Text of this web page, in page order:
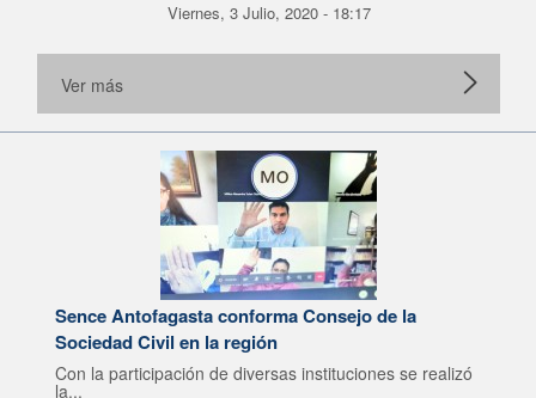
Viernes, 3 Julio, 2020 - 18:17
Ver más
Sence Antofagasta conforma Consejo de la
Sociedad Civil en la región
Con la participación de diversas instituciones se realizó
la...